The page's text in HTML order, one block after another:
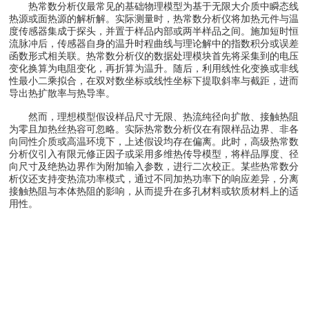
热常数分析仪最常见的基础物理模型为基于无限大介质中瞬态线
热源或面热源的解析解。实际测量时，热常数分析仪将加热元件与温
度传感器集成于探头，并置于样品内部或两半样品之间。施加短时恒
流脉冲后，传感器自身的温升时程曲线与理论解中的指数积分或误差
函数形式相关联。热常数分析仪的数据处理模块首先将采集到的电压
变化换算为电阻变化，再折算为温升。随后，利用线性化变换或非线
性最小二乘拟合，在双对数坐标或线性坐标下提取斜率与截距，进而
导出热扩散率与热导率。
然而，理想模型假设样品尺寸无限、热流纯径向扩散、接触热阻
为零且加热丝热容可忽略。实际热常数分析仪在有限样品边界、非各
向同性介质或高温环境下，上述假设均存在偏离。此时，高级热常数
分析仪引入有限元修正因子或采用多维热传导模型，将样品厚度、径
向尺寸及绝热边界作为附加输入参数，进行二次校正。某些热常数分
析仪还支持变热流功率模式，通过不同加热功率下的响应差异，分离
接触热阻与本体热阻的影响，从而提升在多孔材料或软质材料上的适
用性。